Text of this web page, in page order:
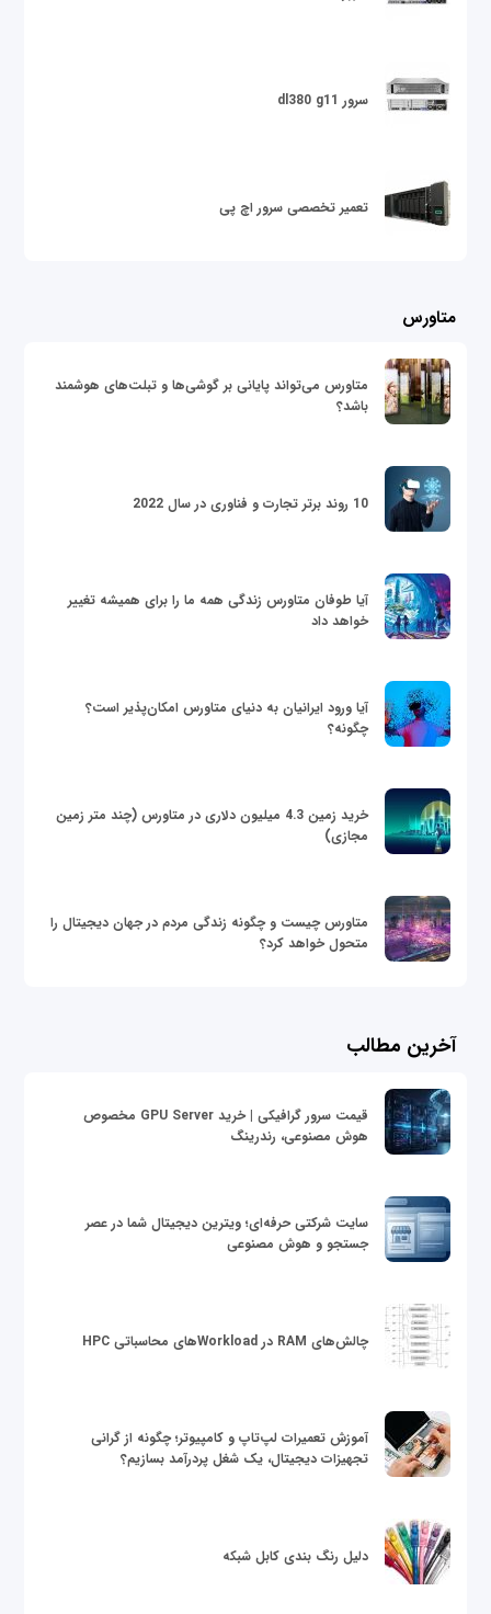
سرور dl380 g11
تعمیر تخصصی سرور اچ پی
متاورس
متاورس می‌تواند پایانی بر گوشی‌ها و تبلت‌های هوشمند
باشد؟
10 روند برتر تجارت و فناوری در سال 2022
آیا طوفان متاورس زندگی همه ما را برای همیشه تغییر
خواهد داد
آیا ورود ایرانیان به دنیای متاورس امکان‌پذیر است؟
چگونه؟
خرید زمین 4.3 میلیون دلاری در متاورس (چند متر زمین
مجازی)
متاورس چیست و چگونه زندگی مردم در جهان دیجیتال را
متحول خواهد کرد؟
آخرین مطالب
قیمت سرور گرافیکی | خرید GPU Server مخصوص
هوش مصنوعی، رندرینگ
سایت شرکتی حرفه‌ای؛ ویترین دیجیتال شما در عصر
جستجو و هوش مصنوعی
چالش‌های RAM در Workloadهای محاسباتی HPC
آموزش تعمیرات لپ‌تاپ و کامپیوتر؛ چگونه از گرانی
تجهیزات دیجیتال، یک شغل پردرآمد بسازیم؟
دلیل رنگ بندی کابل شبکه